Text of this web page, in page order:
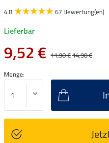
4.8 67 Bewertung(en)
Lieferbar
9,52 € 11,90 €14,90 €
Menge: